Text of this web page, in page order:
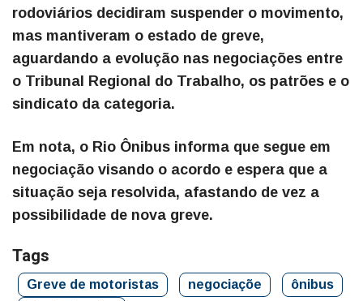
rodoviários decidiram suspender o movimento,
mas mantiveram o estado de greve,
aguardando a evolução nas negociações entre
o Tribunal Regional do Trabalho, os patrões e o
sindicato da categoria.
Em nota, o Rio Ônibus informa que segue em
negociação visando o acordo e espera que a
situação seja resolvida, afastando de vez a
possibilidade de nova greve.
Tags
Greve de motoristas negociaçõe
ônibus